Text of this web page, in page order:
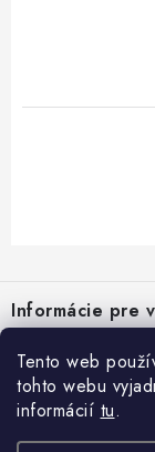
Tento web
tohto webu
informácií tu.
pInformácie pre
Obchodné
Reklamačný
Podmienky
Inšpirujte sa
Cenovo dostupné
Otváracie hodiny